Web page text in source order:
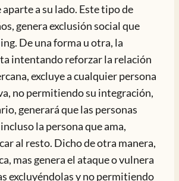
aparte a su lado. Este tipo de
genera exclusión social que
De una forma u otra, la
intentando reforzar la relación
excluye a cualquier persona
no permitiendo su integración,
generará que las personas
la persona que ama,
al resto. Dicho de otra manera,
mas genera el ataque o vulnera
excluyéndolas y no permitiendo